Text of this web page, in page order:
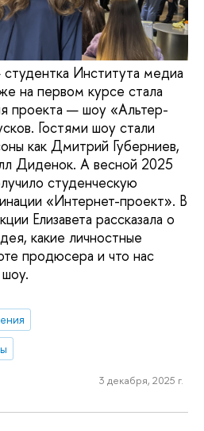
студентка Института медиа
на первом курсе стала
проекта — шоу «Альтер-
Гостями шоу стали
как Дмитрий Губерниев,
Диденок. А весной 2025
студенческую
«Интернет-проект». В
Елизавета рассказала о
какие личностные
продюсера и что нас
3 декабря, 2025 г.